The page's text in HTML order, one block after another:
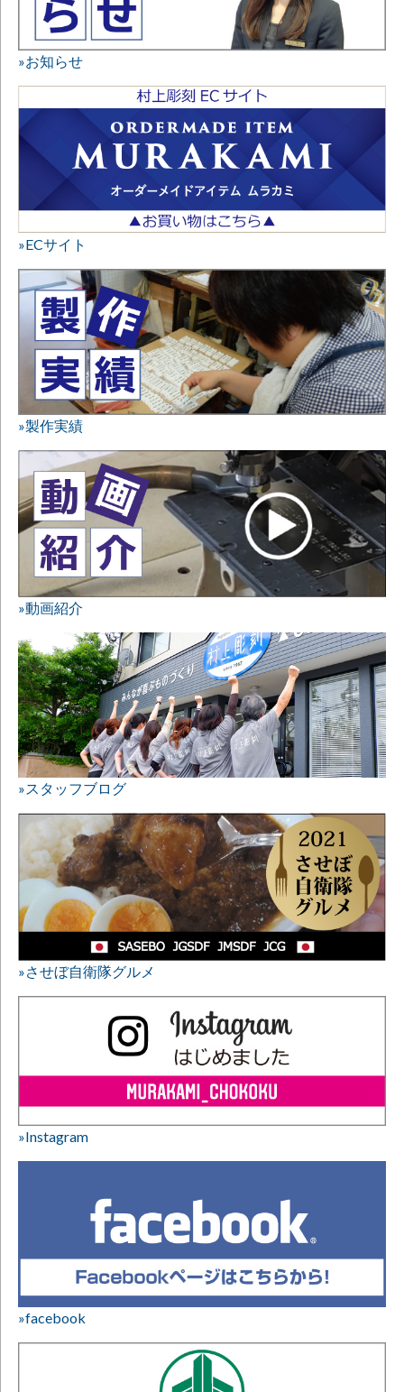
»お知らせ
»ECサイト
»製作実績
»動画紹介
»スタッフブログ
»させぼ自衛隊グルメ
»Instagram
»facebook